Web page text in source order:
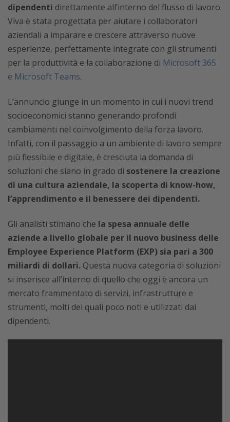
dipendenti direttamente all’interno del flusso di lavoro.
Viva è stata progettata per aiutare i collaboratori
aziendali a imparare e crescere attraverso nuove
esperienze, perfettamente integrate con gli strumenti
per la produttività e la collaborazione di Microsoft 365
e Microsoft Teams.
L’annuncio giunge in un momento in cui i nuovi trend
socioeconomici stanno generando profondi
cambiamenti nel coinvolgimento della forza lavoro.
Infatti, con il passaggio a un ambiente di lavoro sempre
più flessibile e digitale, è cresciuta la domanda di
soluzioni che siano in grado di sostenere la creazione
di una cultura aziendale, la scoperta di know-how,
l’apprendimento e il benessere dei dipendenti.
Gli analisti stimano che la spesa annuale delle
aziende a livello globale per il nuovo business delle
Employee Experience Platform (EXP) sia pari a 300
miliardi di dollari. Questa nuova categoria di soluzioni
si inserisce all’interno di quello che oggi è ancora un
mercato frammentato di servizi, infrastrutture e
strumenti, molti dei quali poco noti e utilizzati dai
dipendenti.